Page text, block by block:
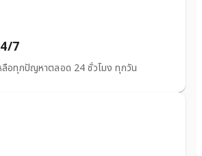
7
อทุกปัญหาตลอด 24 ชั่วโมง ทุกวัน